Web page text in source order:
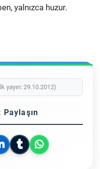
yalnızca huzur.
yayın: 29.10.2012)